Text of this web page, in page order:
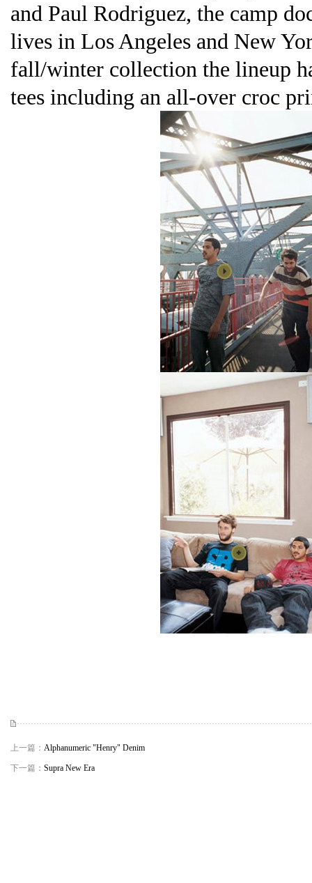
and Paul Rodriguez, the camp
lives in Los Angeles and New
fall/winter collection the lineup
tees including an all-over croc
上一篇： Alphanumeric "Henry" Denim
下一篇： Supra New Era